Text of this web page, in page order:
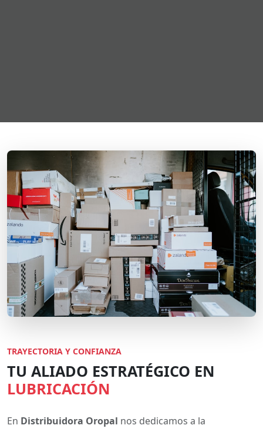
TRAYECTORIA Y CONFIANZA
TU ALIADO ESTRATÉGICO EN
LUBRICACIÓN
En Distribuidora Oropal nos dedicamos a la